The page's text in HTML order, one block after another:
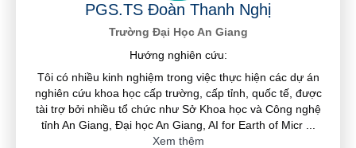
PGS.TS Đoàn Thanh Nghị
Trường Đại Học An Giang
Hướng nghiên cứu:
Tôi có nhiều kinh nghiệm trong việc thực hiện các dự án
nghiên cứu khoa học cấp trường, cấp tỉnh, quốc tế, được
tài trợ bởi nhiều tổ chức như Sở Khoa học và Công nghệ
tỉnh An Giang, Đại học An Giang, AI for Earth of Micr
Xem thêm